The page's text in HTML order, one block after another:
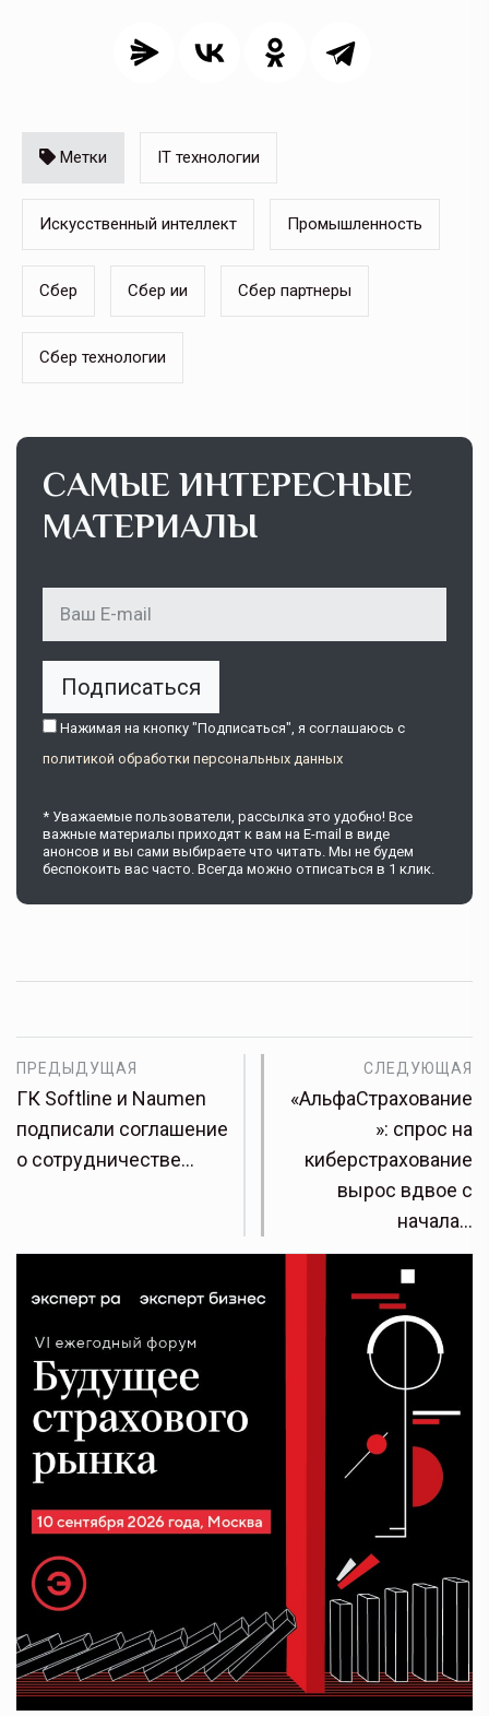
Метки IT технологии
Искусственный интеллект Промышленность
Сбер Сбер ии Сбер партнеры
Сбер технологии
САМЫЕ ИНТЕРЕСНЫЕ
МАТЕРИАЛЫ
Подписаться
Нажимая на кнопку "Подписаться", я соглашаюсь c
политикой обработки персональных данных
* Уважаемые пользователи, рассылка это удобно! Все
важные материалы приходят к вам на E-mail в виде
анонсов и вы сами выбираете что читать. Мы не будем
беспокоить вас часто. Всегда можно отписаться в 1 клик.
ПРЕДЫДУЩАЯ
ГК Softline и Naumen
подписали соглашение
о сотрудничестве…
СЛЕДУЮЩАЯ
«АльфаСтрахование
»: спрос на
киберстрахование
вырос вдвое с
начала…